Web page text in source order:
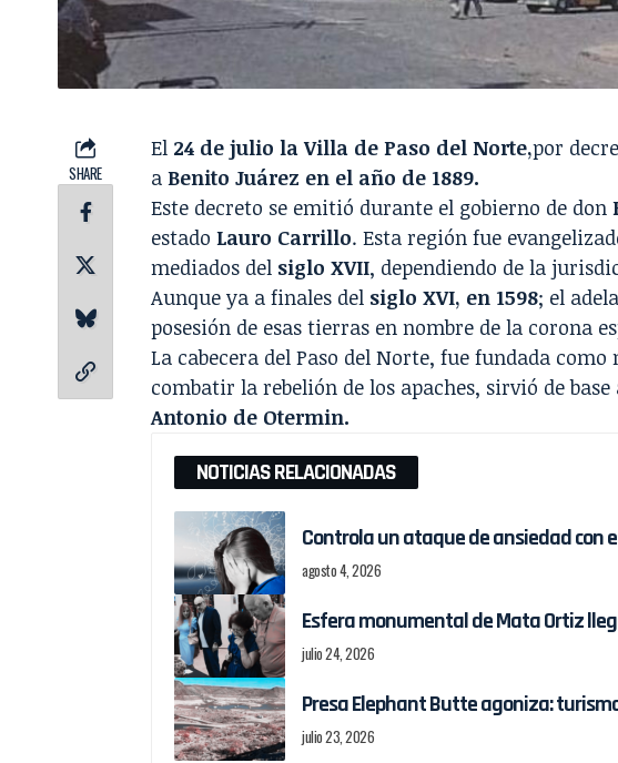
SHARE
El 24 de julio la Villa de Paso del Norte,por
aBenito Juárez en el año de 1889.
Este decreto se emitió durante el gobierno de don
estadoLauro Carrillo. Esta región fue
mediados del siglo XVII, dependiendo de la
Aunque ya a finales del siglo XVI, en 1598; el
posesión de esas tierras en nombre de la corona
La cabecera del Paso del Norte, fue fundada
combatir la rebelión de los apaches, sirvió de
Antonio de Otermin.
NOTICIAS RELACIONADAS
Controla un ataque de ansiedad con
agosto 4, 2026
Esfera monumental de Mata Ortiz
julio 24, 2026
Presa Elephant Butte agoniza:
julio 23, 2026